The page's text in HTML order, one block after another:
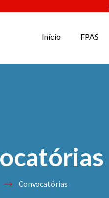
Início FPAS
Convocatórias